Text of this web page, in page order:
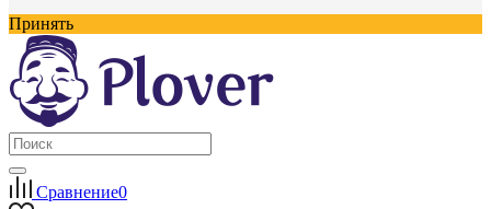
Принять
Сравнение0